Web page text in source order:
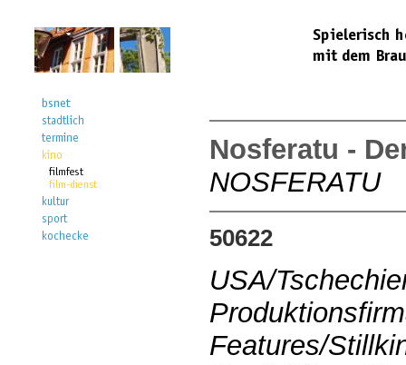
Nosferatu -
NOSFERATU
50622
USA/
Features/